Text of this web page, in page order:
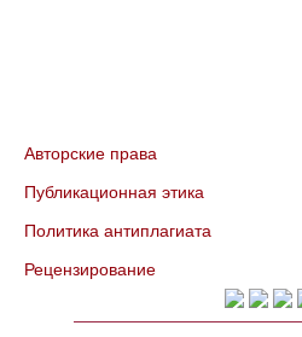
Авторские права
Публикационная этика
Политика антиплагиата
Рецензирование